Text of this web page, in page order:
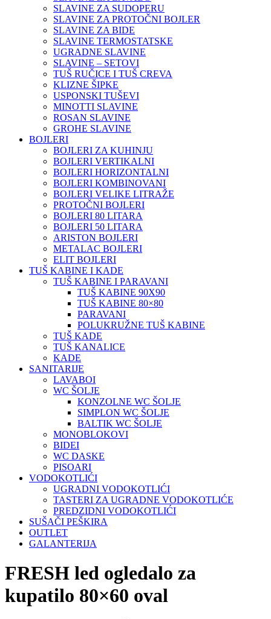
SLAVINE ZA SUDOPERU
SLAVINE ZA PROTOČNI BOJLER
SLAVINE ZA BIDE
SLAVINE TERMOSTATSKE
UGRADNE SLAVINE
SLAVINE – SETOVI
TUŠ RUČICE I TUŠ CREVA
KLIZNE ŠIPKE
USPONSKI TUŠEVI
MINOTTI SLAVINE
ROSAN SLAVINE
GROHE SLAVINE
BOJLERI
BOJLERI ZA KUHINJU
BOJLERI VERTIKALNI
BOJLERI HORIZONTALNI
BOJLERI KOMBINOVANI
BOJLERI VELIKE LITRAŽE
PROTOČNI BOJLERI
BOJLERI 80 LITARA
BOJLERI 50 LITARA
ARISTON BOJLERI
METALAC BOJLERI
ELIT BOJLERI
TUŠ KABINE I KADE
TUŠ KABINE I PARAVANI
TUŠ KABINE 90X90
TUŠ KABINE 80×80
PARAVANI
POLUKRUŽNE TUŠ KABINE
TUŠ KADE
TUŠ KANALICE
KADE
SANITARIJE
LAVABOI
WC ŠOLJE
KONZOLNE WC ŠOLJE
SIMPLON WC ŠOLJE
BALTIK WC ŠOLJE
MONOBLOKOVI
BIDEI
WC DASKE
PISOARI
VODOKOTLIĆI
UGRADNI VODOKOTLIĆI
TASTERI ZA UGRADNE VODOKOTLIĆE
PREDZIDNI VODOKOTLIĆI
SUŠAČI PEŠKIRA
OUTLET
GALANTERIJA
FRESH led ogledalo za
kupatilo 80×60 oval